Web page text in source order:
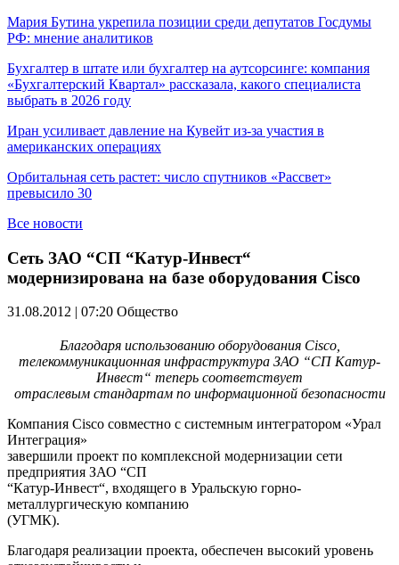
Мария Бутина укрепила позиции среди депутатов Госдумы
РФ: мнение аналитиков
Бухгалтер в штате или бухгалтер на аутсорсинге: компания
«Бухгалтерский Квартал» рассказала, какого специалиста
выбрать в 2026 году
Иран усиливает давление на Кувейт из-за участия в
американских операциях
Орбитальная сеть растет: число спутников «Рассвет»
превысило 30
Все новости
Сеть ЗАО “СП “Катур-Инвест“
модернизирована на базе оборудования Cisco
31.08.2012 | 07:20 Общество
Благодаря использованию оборудования Cisco,
телекоммуникационная инфраструктура ЗАО “СП Катур-
Инвест“ теперь соответствует
отраслевым стандартам по информационной безопасности
Компания Cisco совместно с системным интегратором «Урал
Интеграция»
завершили проект по комплексной модернизации сети
предприятия ЗАО “СП
“Катур-Инвест“, входящего в Уральскую горно-
металлургическую компанию
(УГМК).
Благодаря реализации проекта, обеспечен высокий уровень